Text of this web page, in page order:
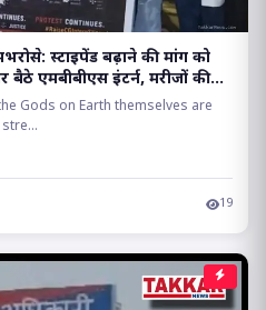
स्टाइपेंड बढ़ाने की मांग को
एमबीबीएस इंटर्न, मरीजों की
Gods on Earth themselves are
19